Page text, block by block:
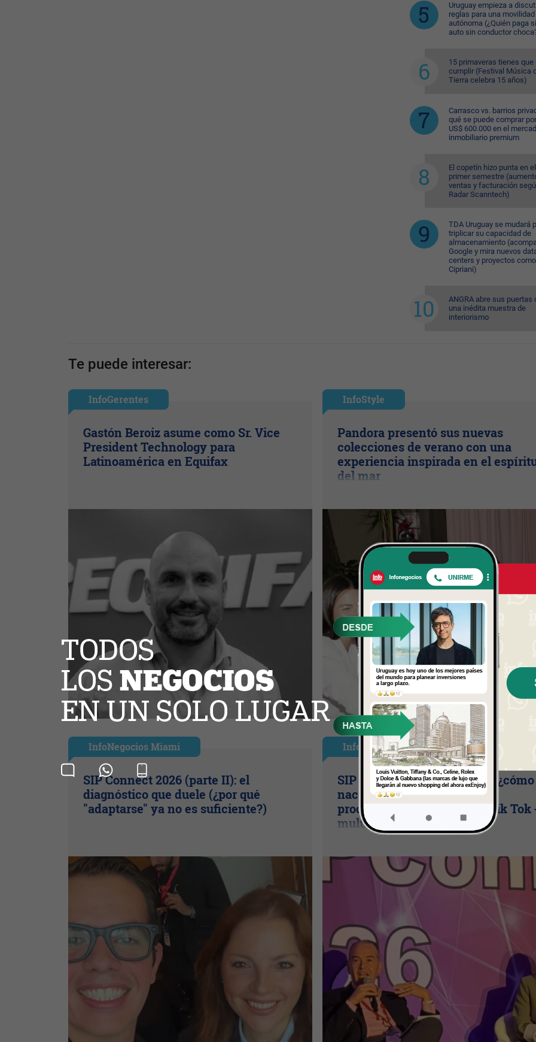
Uruguay empieza a
reglas para una movilidad
autónoma (¿Quién paga
auto sin conductor
15 primaveras tienes que
cumplir (Festival Música
Tierra celebra 15 años)
Carrasco vs. barrios
qué se puede comprar
US$ 600.000 en el
inmobiliario premium
El copetín hizo punta en el
primer semestre
ventas y facturación
Radar Scanntech)
TDA Uruguay se mudará
triplicar su capacidad de
almacenamiento
Google y mira nuevos
centers y proyectos como
Cipriani)
ANGRA abre sus puertas
una inédita muestra de
interiorismo
Te puede interesar:
InfoGerentes
Gastón Beroiz asume como Sr. Vice
President Technology para
Latinoamérica en Equifax
InfoStyle
Pandora presentó sus nuevas
colecciones de verano con una
experiencia inspirada en el
del mar
InfoNegocios Miami
SIP Connect 2026 (parte II): el
diagnóstico que duele (¿por qué
"adaptarse" ya no es suficiente?)
InfoNegocios Miami
SIP Connect 2026 (parte III): ¿cómo
nace el nuevo estándar de
producción? (Long video + Tik Tok
multi cross + eventos)